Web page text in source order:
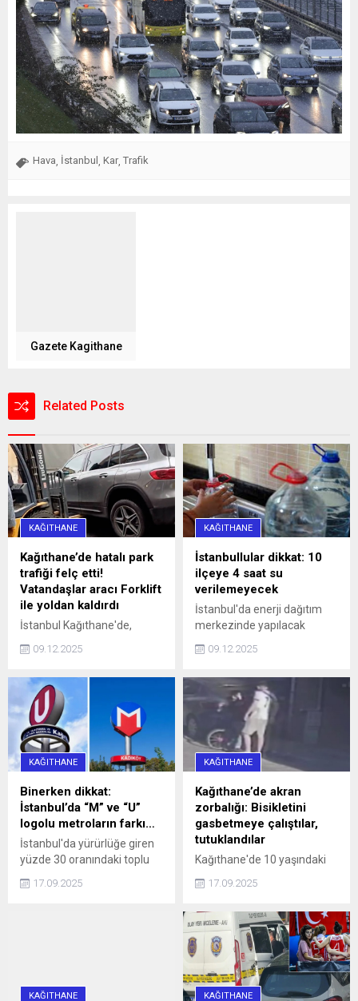
Hava İstanbul Kar Trafik
Gazete Kagithane
Related Posts
KAĞITHANE
Kağıthane’de hatalı park
trafiği felç etti!
Vatandaşlar aracı Forklift
ile yoldan kaldırdı
İstanbul Kağıthane'de,
Sarıgöl Caddesi üzerinde
saat 16.00 sularında 34 SS
hatalı park nedeniyle
caddeyi araç trafiğine
kapattı. Araç sürücüleri ile
halk otobüsündeki
yurttaşlar, uzun bir süre
aracın sürücüsüne
ulaşmaya ...
09.12.2025
KAĞITHANE
İstanbullular dikkat: 10
ilçeye 4 saat su
verilemeyecek
İstanbul'da enerji dağıtım
merkezinde yapılacak
çalışmalar nedeniyle yarın
10 ilçeye 4 saat su
09.12.2025
KAĞITHANE
Binerken dikkat:
İstanbul’da “M” ve “U”
logolu metroların farkı…
İstanbul'da yürürlüğe giren
yüzde 30 oranındaki toplu
metrolar ve Marmaray'da
17.09.2025
KAĞITHANE
Kağıthane’de akran
zorbalığı: Bisikletini
gasbetmeye çalıştılar,
tutuklandılar
Kağıthane'de 10 yaşındaki
gasbetmeye çalışan 16 ve
darbettikleri gerekçesiyle
tutuklandı.
17.09.2025
KAĞITHANE KAĞITHANE